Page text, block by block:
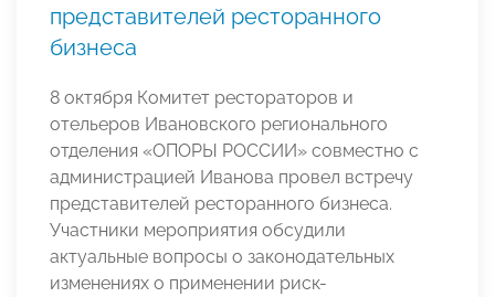
представителей ресторанного
бизнеса
8 октября Комитет рестораторов и
отельеров Ивановского регионального
отделения «ОПОРЫ РОССИИ» совместно с
администрацией Иванова провел встречу
представителей ресторанного бизнеса.
Участники мероприятия обсудили
актуальные вопросы о законодательных
изменениях о применении риск-